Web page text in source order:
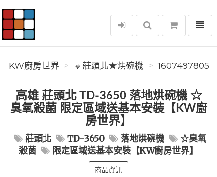
KW廚房世界
選單
KW廚房世界 🔹莊頭北★烘碗機 1607497805
高雄 莊頭北 TD-3650 落地烘碗機 ☆
臭氧殺菌 限定區域送基本安裝【KW廚
房世界】
莊頭北 TD-3650 落地烘碗機
☆臭氧
殺菌
限定區域送基本安裝【KW廚房世界】
商品資訊